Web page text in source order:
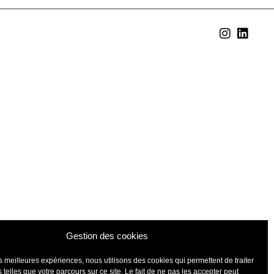
Gestion des cookies
meilleures expériences, nous utilisons des cookies qui permettent de traiter
telles que votre parcours sur ce site. Le fait de ne pas les accepter peut